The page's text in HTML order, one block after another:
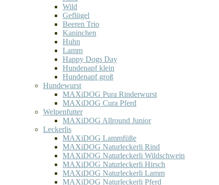
Wild
Geflügel
Beeren Trio
Kaninchen
Huhn
Lamm
Happy Dogs Day
Hundenapf klein
Hundenapf groß
Hundewurst
MAXiDOG Pura Rinderwurst
MAXiDOG Cura Pferd
Welpenfutter
MAXiDOG Allround Junior
Leckerlis
MAXiDOG Lammfüße
MAXiDOG Naturleckerli Rind
MAXiDOG Naturleckerli Wildschwein
MAXiDOG Naturleckerli Hirsch
MAXiDOG Naturleckerli Lamm
MAXiDOG Naturleckerli Pferd